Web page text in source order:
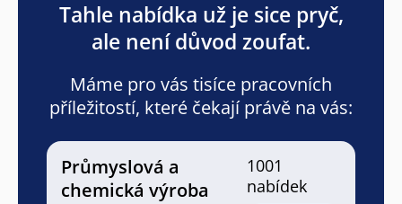
Tahle nabídka už je sice pryč,
ale není důvod zoufat.
Máme pro vás tisíce pracovních
příležitostí, které čekají právě na vás:
Průmyslová a
chemická výroba
1001
nabídek